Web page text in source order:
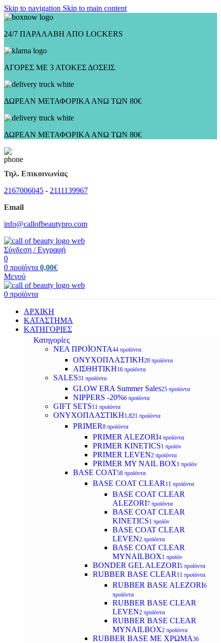
Skip to navigation Skip to main content
24/7 ΠΑΡΑΛΑΒΗ ΑΠΟ LOCKERS
ΑΓΟΡΕΣ ΜΕ 3 ΑΤΟΚΕΣ ΔΟΣΕΙΣ
ΔΩΡΕΑΝ ΜΕΤΑΦΟΡΙΚΑ ΑΝΩ ΤΩΝ 80€
ΔΩΡΕΑΝ ΜΕΤΑΦΟΡΙΚΑ ΑΝΩ ΤΩΝ 80€
Τηλ. Επικοινωνίας
2167006045 - 2111139967
Email
info@callofbeautypro.com
Σύνδεση / Εγγραφή
0
0 προϊόντα 0,00€
Μενού
0 προϊόντα
ΑΡΧΙΚΗ
ΚΑΤΑΣΤΗΜΑ
ΚΑΤΗΓΟΡΙΕΣ
Κατηγορίες
ΝΕΑ ΠΡΟΪΟΝΤΑ44 προϊόντα
ΟΝΥΧΟΠΛΑΣΤΙΚΗ28 προϊόντα
ΑΙΣΘΗΤΙΚΗ16 προϊόντα
SALES31 προϊόντα
GLOW ERA Summer Sales25 προϊόντα
NIPPERS -20%6 προϊόντα
GIFT SETS11 προϊόντα
ΟΝΥΧΟΠΛΑΣΤΙΚΗ1,821 προϊόντα
PRIMER8 προϊόντα
PRIMER ALEZORI4 προϊόντα
PRIMER KINETICS1 προϊόν
PRIMER LEVEN2 προϊόντα
PRIMER MY NAIL BOX1 προϊόν
BASE COAT58 προϊόντα
BASE COAT CLEAR 11 προϊόντα
BASE COAT CLEAR
ALEZORI7 προϊόντα
BASE COAT CLEAR
KINETICS1 προϊόν
BASE COAT CLEAR
LEVEN2 προϊόντα
BASE COAT CLEAR
MYNAILBOX1 προϊόν
BONDER GEL ALEZORI5 προϊόντα
RUBBER BASE CLEAR 11 προϊόντα
RUBBER BASE ALEZORI6
προϊόντα
RUBBER BASE CLEAR
LEVEN2 προϊόντα
RUBBER BASE CLEAR
MYNAILBOX2 προϊόντα
RUBBER BASE ΜΕ ΧΡΩΜΑ36